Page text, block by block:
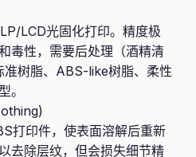
LCD光固化打印。精度极
毒性，需要后处理（酒精清
树脂、ABS-like树脂、柔性
。
打印件，使表面溶解后重新
去除层纹，但会损失细节精